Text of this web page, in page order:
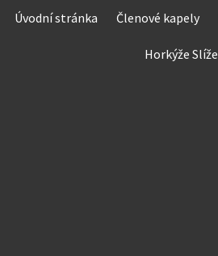
Skip
Úvodní stránka Členové kapely
Horkýže Slíže